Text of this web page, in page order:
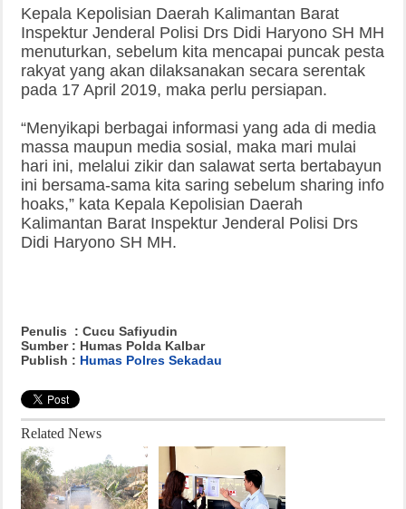
Kepala Kepolisian Daerah Kalimantan Barat
Inspektur Jenderal Polisi Drs Didi Haryono SH MH
menuturkan, sebelum kita mencapai puncak pesta
rakyat yang akan dilaksanakan secara serentak
pada 17 April 2019, maka perlu persiapan.
“Menyikapi berbagai informasi yang ada di media
massa maupun media sosial, maka mari mulai
hari ini, melalui zikir dan salawat serta bertabayun
ini bersama-sama kita saring sebelum sharing info
hoaks,” kata Kepala Kepolisian Daerah
Kalimantan Barat Inspektur Jenderal Polisi Drs
Didi Haryono SH MH.
Penulis : Cucu Safiyudin
Sumber : Humas Polda Kalbar
Publish : Humas Polres Sekadau
Related News